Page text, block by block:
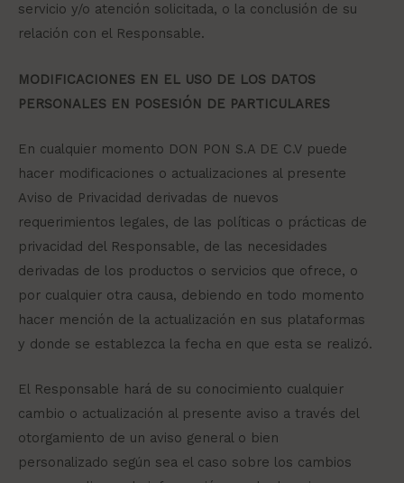
servicio y/o atención solicitada, o la conclusión de su
relación con el Responsable.
MODIFICACIONES EN EL USO DE LOS DATOS
PERSONALES EN POSESIÓN DE PARTICULARES
En cualquier momento DON PON S.A DE C.V puede
hacer modificaciones o actualizaciones al presente
Aviso de Privacidad derivadas de nuevos
requerimientos legales, de las políticas o prácticas de
privacidad del Responsable, de las necesidades
derivadas de los productos o servicios que ofrece, o
por cualquier otra causa, debiendo en todo momento
hacer mención de la actualización en sus plataformas
y donde se establezca la fecha en que esta se realizó.
El Responsable hará de su conocimiento cualquier
cambio o actualización al presente aviso a través del
otorgamiento de un aviso general o bien
personalizado según sea el caso sobre los cambios